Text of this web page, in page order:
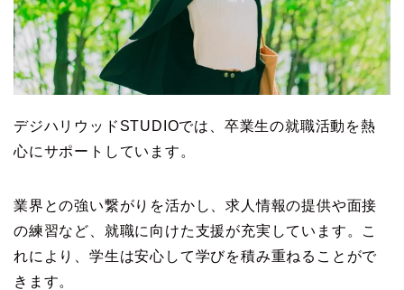
デジハリウッドSTUDIOでは、卒業生の就職活動を熱
心にサポートしています。
業界との強い繋がりを活かし、求人情報の提供や面接
の練習など、就職に向けた支援が充実しています。こ
れにより、学生は安心して学びを積み重ねることがで
きます。